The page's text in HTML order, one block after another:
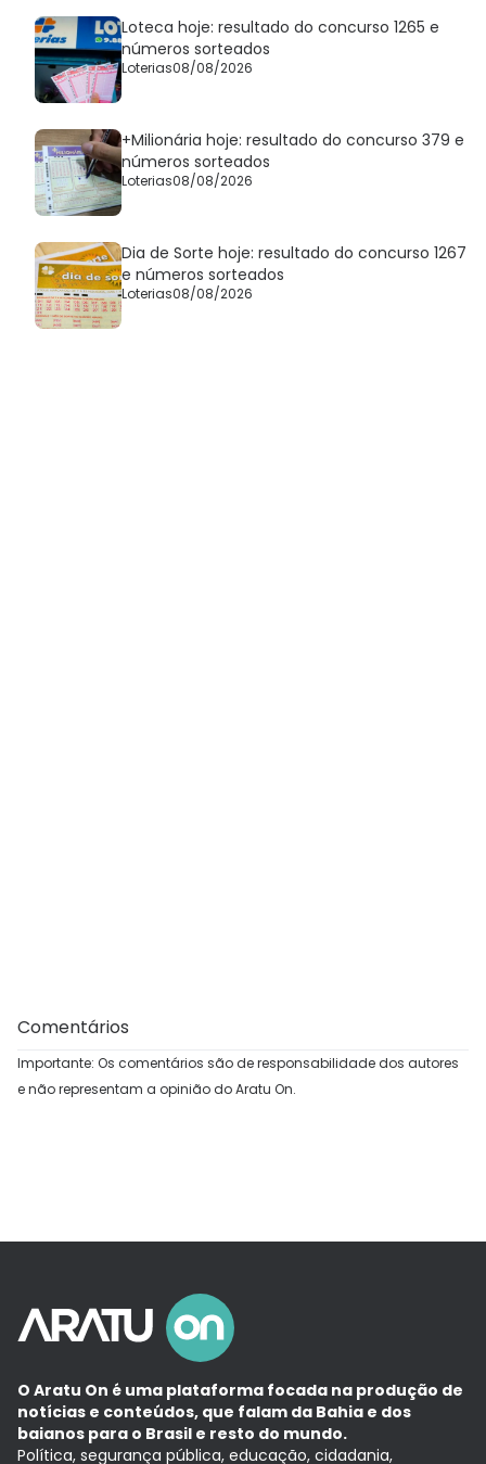
Loteca hoje: resultado do concurso 1265 e
números sorteados
Loterias08/08/2026
+Milionária hoje: resultado do concurso 379 e
números sorteados
Loterias08/08/2026
Dia de Sorte hoje: resultado do concurso 1267
e números sorteados
Loterias08/08/2026
Comentários
Importante: Os comentários são de responsabilidade dos autores
e não representam a opinião do Aratu On.
O Aratu On é uma plataforma focada na produção de
notícias e conteúdos, que falam da Bahia e dos
baianos para o Brasil e resto do mundo.
Política, segurança pública, educação, cidadania,